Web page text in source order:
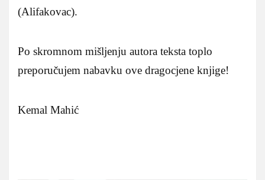
(Alifakovac).
Po skromnom mišljenju autora teksta toplo
preporučujem nabavku ove dragocjene knjige!
Kemal Mahić